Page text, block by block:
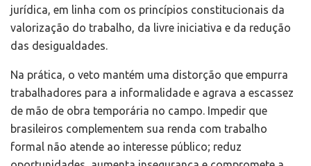
jurídica, em linha com os princípios constitucionais da
valorização do trabalho, da livre iniciativa e da redução
das desigualdades.
Na prática, o veto mantém uma distorção que empurra
trabalhadores para a informalidade e agrava a escassez
de mão de obra temporária no campo. Impedir que
brasileiros complementem sua renda com trabalho
formal não atende ao interesse público; reduz